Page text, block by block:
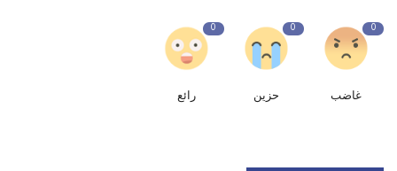
0
غاضب
0
حزين
0
رائع